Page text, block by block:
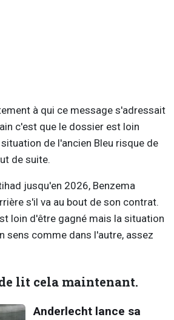
à qui ce message s'adressait
c'est que le dossier est loin
de l'ancien Bleu risque de
de suite.
jusqu'en 2026, Benzema
s'il va au bout de son contrat.
loin d'être gagné mais la situation
sens comme dans l'autre, assez
lit cela maintenant.
Anderlecht lance sa